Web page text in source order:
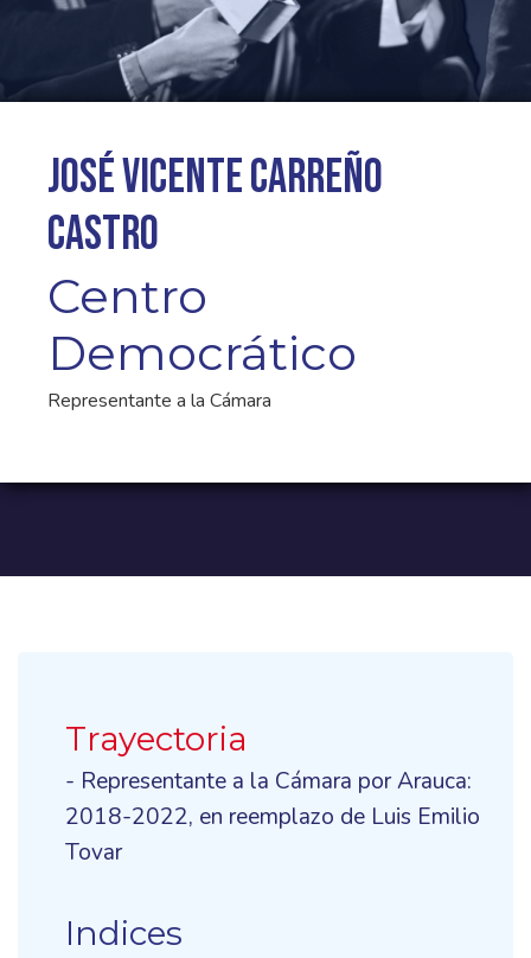
José Vicente Carreño
Castro
Centro
Democrático
Representante a la Cámara
Trayectoria
- Representante a la Cámara por Arauca:
2018-2022, en reemplazo de Luis Emilio
Tovar
Indices